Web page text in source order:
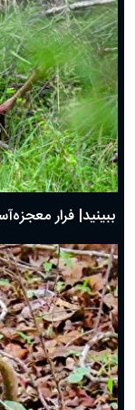
ببینید| فرار